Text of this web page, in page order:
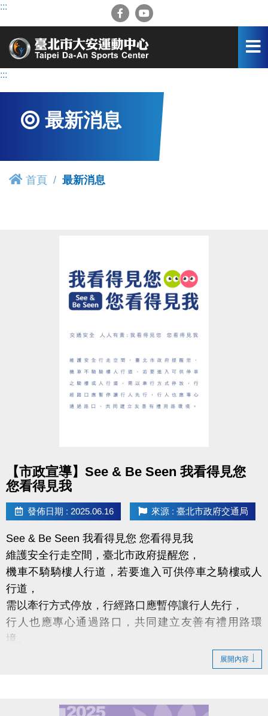
跳
容
:::
:::
最新消息
首頁 最新消息
【市政宣導】See & Be Seen 我看得見您
您看得見我
發佈日期 : 2025.06.16 來源 : 臺北市政府交通局
See & Be Seen 我看得見您 您看得見我
維護安全行走空間，臺北市政府提醒您，
機車不騎騎樓人行道，若要進入可供停車之騎樓或人
行道，
需以牽行方式停放，行經路口應暫停讓行人先行，
行人也應專心通過路口，共同建立友善有禮用路環
境。
展開內容